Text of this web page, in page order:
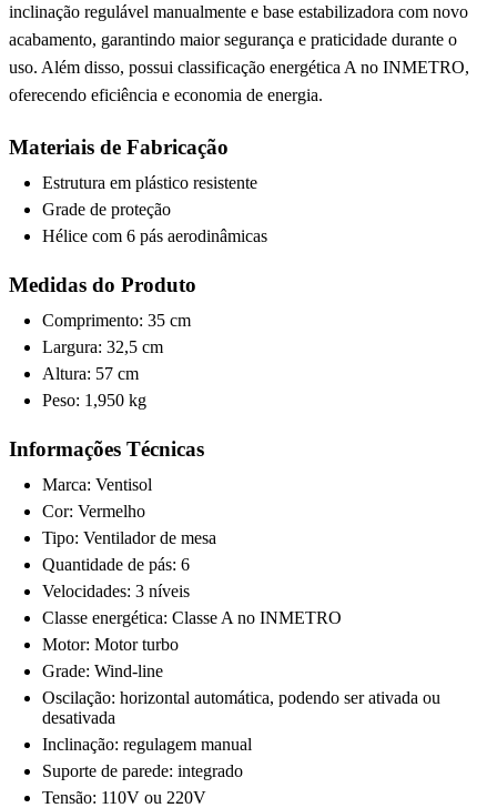
inclinação regulável manualmente e base estabilizadora com novo
acabamento, garantindo maior segurança e praticidade durante o
uso. Além disso, possui classificação energética A no INMETRO,
oferecendo eficiência e economia de energia.
Materiais de Fabricação
Estrutura em plástico resistente
Grade de proteção
Hélice com 6 pás aerodinâmicas
Medidas do Produto
Comprimento: 35 cm
Largura: 32,5 cm
Altura: 57 cm
Peso: 1,950 kg
Informações Técnicas
Marca: Ventisol
Cor: Vermelho
Tipo: Ventilador de mesa
Quantidade de pás: 6
Velocidades: 3 níveis
Classe energética: Classe A no INMETRO
Motor: Motor turbo
Grade: Wind-line
Oscilação: horizontal automática, podendo ser ativada ou
desativada
Inclinação: regulagem manual
Suporte de parede: integrado
Tensão: 110V ou 220V